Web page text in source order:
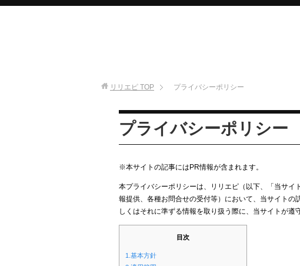
リリエピ TOP プライバシーポリシー
プライバシーポリシー
※本サイトの記事にはPR情報が含まれます。
本プライバシーポリシーは、リリエピ（以下、「当サ
報提供、各種お問合せの受付等）において、当サイトの
しくはそれに準ずる情報を取り扱う際に、当サイトが遵
目次
1.基本方針